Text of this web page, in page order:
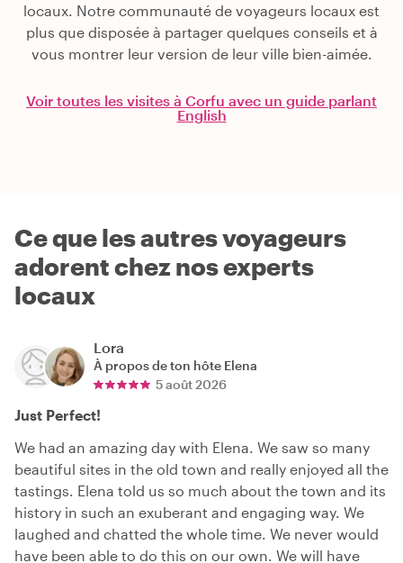
locaux. Notre communauté de voyageurs locaux est
plus que disposée à partager quelques conseils et à
vous montrer leur version de leur ville bien-aimée.
Voir toutes les visites à Corfu avec un guide parlant
English
Ce que les autres voyageurs
adorent chez nos experts
locaux
Lora
À propos de ton hôte Elena
5 août 2026
Just Perfect!
We had an amazing day with Elena. We saw so many
beautiful sites in the old town and really enjoyed all the
tastings. Elena told us so much about the town and its
history in such an exuberant and engaging way. We
laughed and chatted the whole time. We never would
have been able to do this on our own. We will have